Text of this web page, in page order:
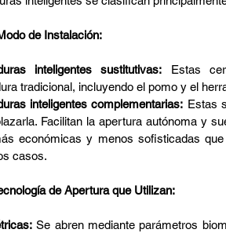
de Instalación:
inteligentes sustitutivas: Estas
tradicional, incluyendo el pomo y el
inteligentes complementarias: Estas
Facilitan la apertura autónoma y
económicas y menos sofisticadas
casos.
de Apertura que Utilizan:
Se abren mediante parámetros